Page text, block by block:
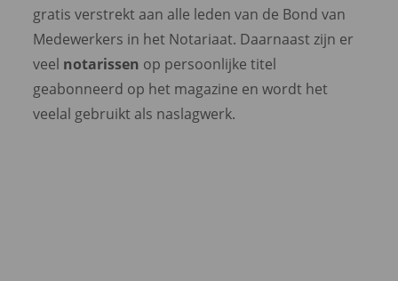
gratis verstrekt aan alle leden van de Bond van
Medewerkers in het Notariaat. Daarnaast zijn er
veel notarissen op persoonlijke titel
geabonneerd op het magazine en wordt het
veelal gebruikt als naslagwerk.